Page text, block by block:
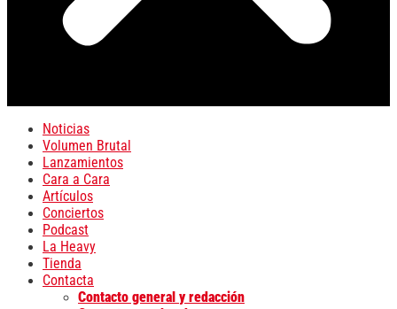
Noticias
Volumen Brutal
Lanzamientos
Cara a Cara
Artículos
Conciertos
Podcast
La Heavy
Tienda
Contacta
Contacto general y redacción